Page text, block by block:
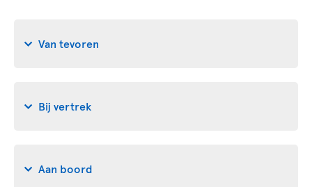
Van tevoren
Bij vertrek
Aan boord